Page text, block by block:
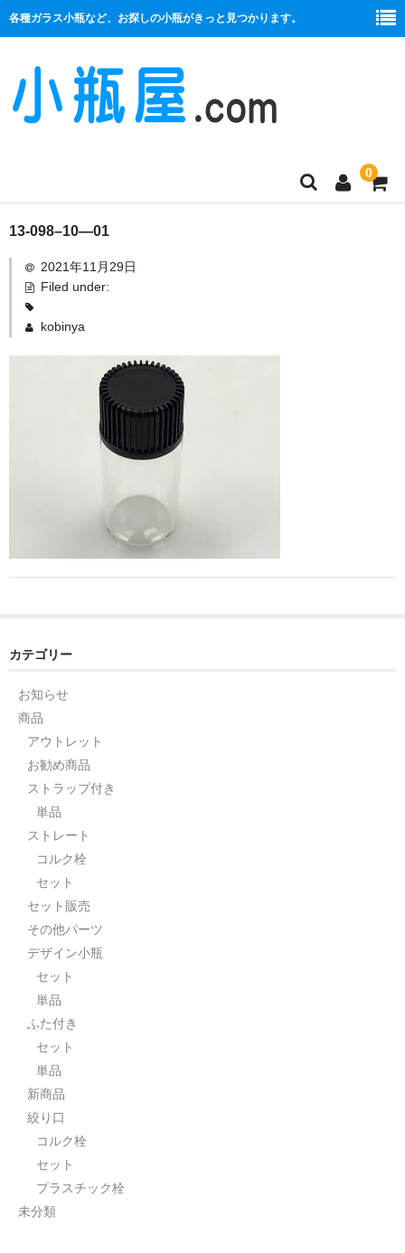
各種ガラス小瓶など、お探しの小瓶がきっと見つかります。
0
商品一覧
絞り口
ストラップ付き
ふた付き
セット
デザイン小瓶
単品
セット
アウトレット
お問い合わせ
13-098–10—01
2021年11月29日
Filed under:
kobinya
カテゴリー
お知らせ
商品
アウトレット
お勧め商品
ストラップ付き
単品
ストレート
コルク栓
セット
セット販売
その他パーツ
デザイン小瓶
セット
単品
ふた付き
セット
単品
新商品
絞り口
コルク栓
セット
プラスチック栓
未分類